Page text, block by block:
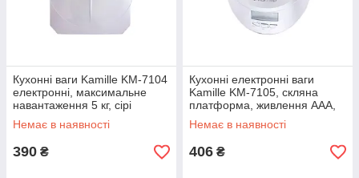
Кухонні ваги Kamille KM-7104
електронні, максимальне
навантаження 5 кг, сірі
Немає в наявності
390 ₴
Кухонні електронні ваги
Kamille KM-7105, скляна
платформа, живлення AAA,
компактні
Немає в наявності
406 ₴